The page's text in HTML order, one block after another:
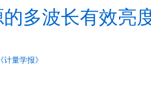
的多波长有效
《计量学报》